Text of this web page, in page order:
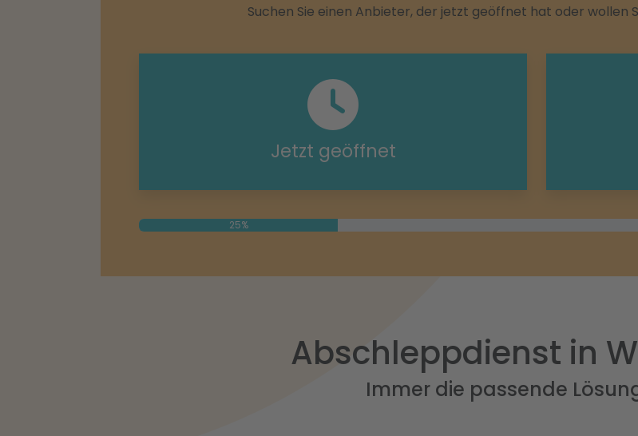
Suchen Sie einen Anbieter, der jetzt geöffnet hat oder wollen
Jetzt geöffnet
25%
Abschleppdienst in
Immer die passende